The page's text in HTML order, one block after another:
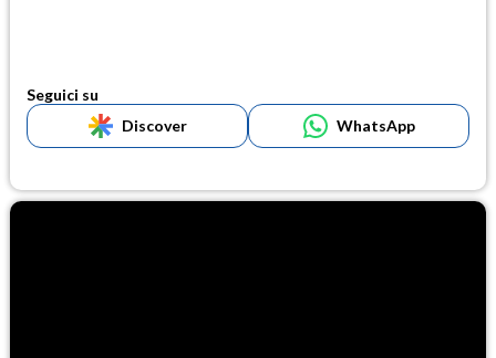
Seguici su
Discover
WhatsApp